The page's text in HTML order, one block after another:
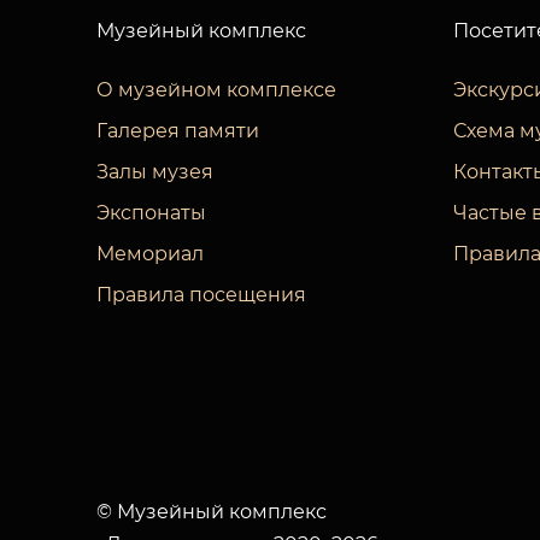
Музейный комплекс
О музейном комплексе
Галерея памяти
Залы музея
Экспонаты
Мемориал
Правила посещения
Схема
Частые
© Музейный комплекс